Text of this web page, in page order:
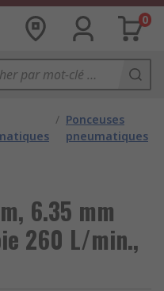
0
/ Ponceuses
pneumatiques
6.35 mm
260 L/min.,